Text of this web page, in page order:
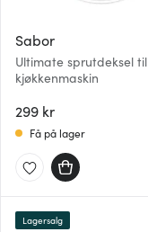
Sabor
Ultimate sprutdeksel til
kjøkkenmaskin
299 kr
Få på lager
Lagersalg